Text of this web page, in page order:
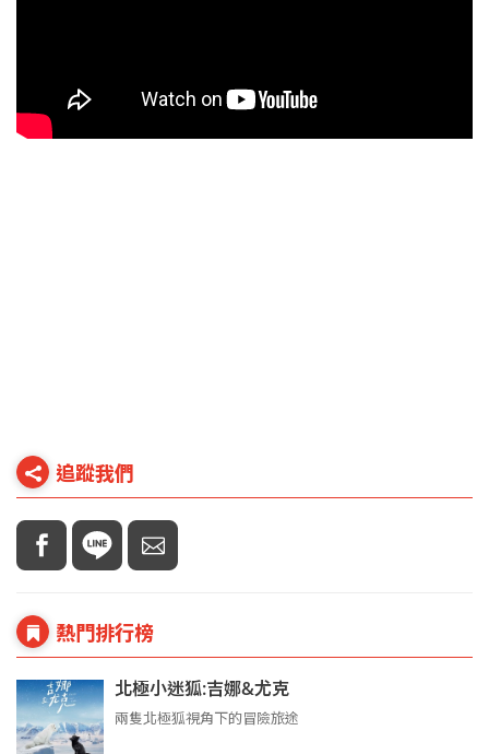
追蹤我們
熱門排行榜
北極小迷狐:吉娜&尤克
兩隻北極狐視角下的冒險旅途